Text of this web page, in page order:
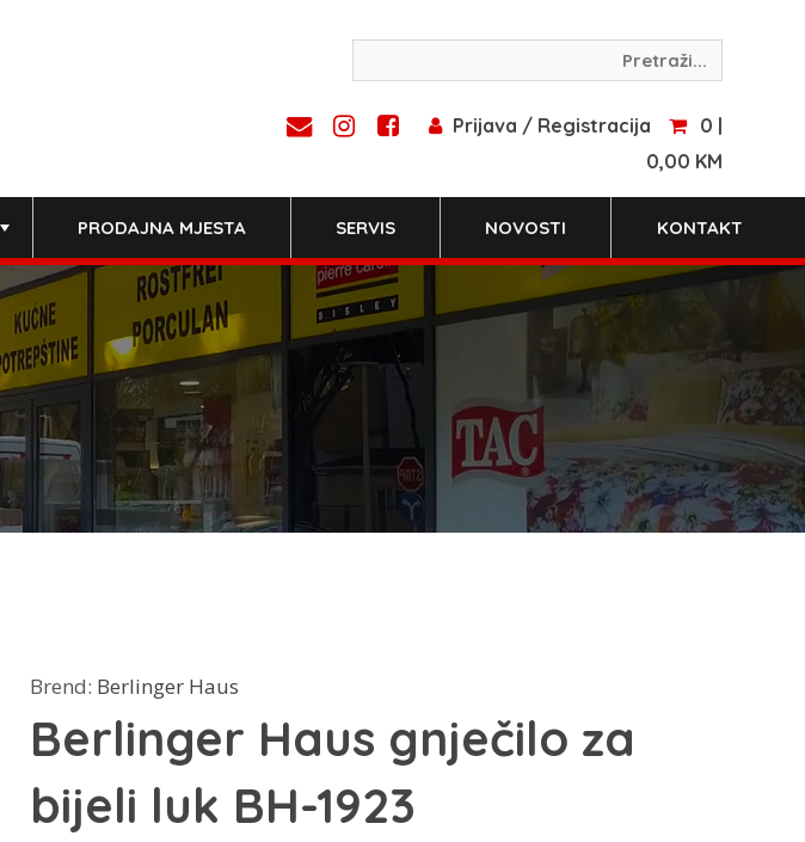
Prijava / Registracija
0 |
0,00 KM
PRODAJNA MJESTA SERVIS NOVOSTI KONTAKT
Brend: Berlinger Haus
Berlinger Haus gnječilo za
bijeli luk BH-1923